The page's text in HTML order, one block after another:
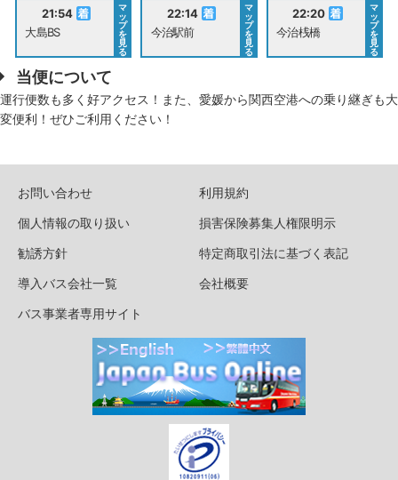
21:54
大島BS
マ
ッ
プ
を
見
る
22:14
今治駅前
マ
ッ
プ
を
見
る
22:20
今治桟橋
マ
ッ
プ
を
見
る
当便について
運行便数も多く好アクセス！また、愛媛から関西空港への乗り継ぎも大
変便利！ぜひご利用ください！
お問い合わせ
利用規約
個人情報の取り扱い
損害保険募集人権限明示
勧誘方針
特定商取引法に基づく表記
導入バス会社一覧
会社概要
バス事業者専用サイト